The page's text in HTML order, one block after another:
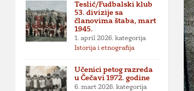
Teslić/Fudbalski klub
53. divizije sa
članovima štaba, mart
1945.
1. april 2026. kategorija
Istorija i etnografija
Učenici petog razreda
u Čečavi 1972. godine
6. mart 2026. kategorija